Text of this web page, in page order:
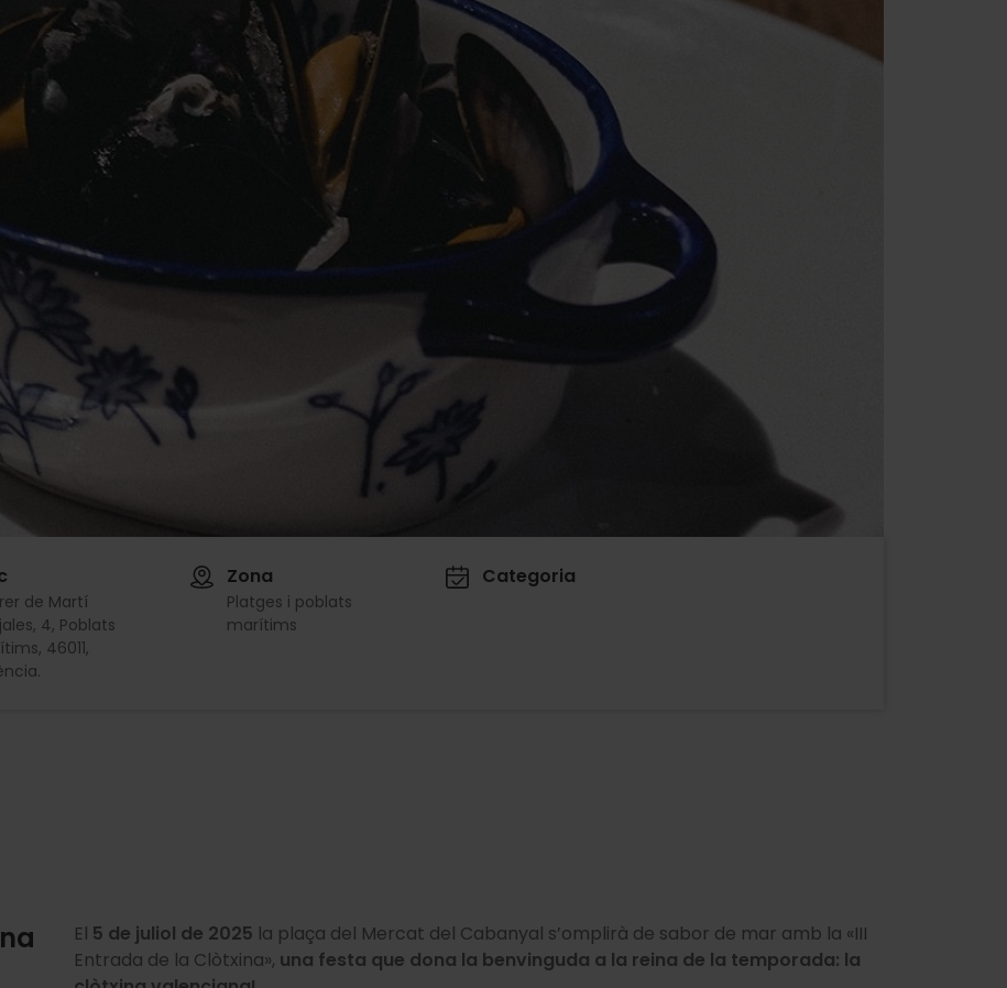
de Martí
4, Poblats
46011,
Zona
Platges i poblats
marítims
Categoria
El 5 de juliol de 2025 la plaça del Mercat del Cabanyal s’omplirà de sabor de mar amb la «III
Entrada de la Clòtxina», una festa que dona la benvinguda a la reina de la temporada: la